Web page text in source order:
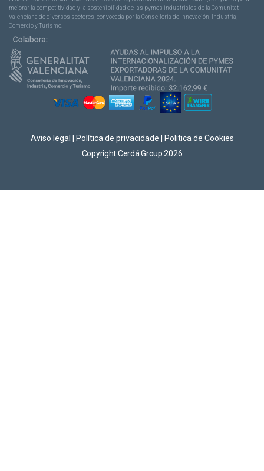
mejorar la competitividad y la sostenibilidad de las pymes industriales de la Comunitat
Valenciana de diversos sectores, convocada por la Conselleria de Innovación, Industria,
Comercio y Turismo.
Copyright Cerdá Group 2026
Aviso legal Política de privacidade Politica de Cookies